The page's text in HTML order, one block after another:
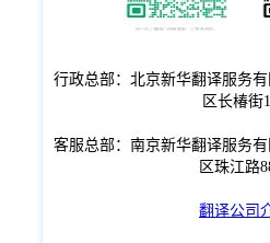
行政总部：北京新华翻译服务
区长椿街
客服总部：南京新华翻译服务
区珠江路
翻译公司